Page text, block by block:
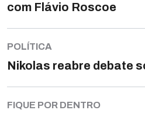
com Flávio Roscoe
POLÍTICA
Nikolas reabre debate
FIQUE POR DENTRO